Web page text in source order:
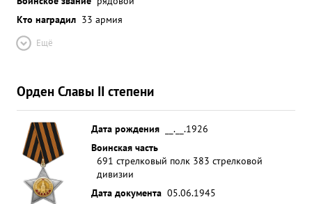
Кто наградил 33 армия
Ещё
Орден Славы II степени
Дата рождения
__.__.1926
Воинская часть
691 стрелковый полк 383 стрелковой
дивизии
Дата документа 05.06.1945